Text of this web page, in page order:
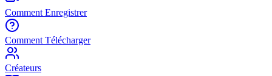
Comment Enregistrer
Comment Télécharger
Créateurs